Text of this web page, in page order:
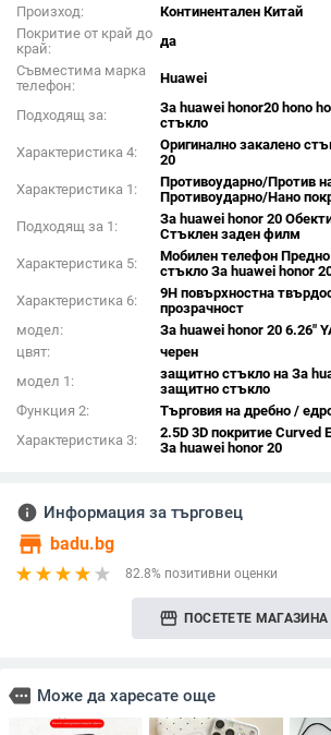
Произход:
Континентален Китай
Покритие от край до
край:
да
Съвместима марка
телефон:
Huawei
Подходящ за:
За huawei honor20 hono
стъкло
Характеристика 4:
Оригинално закалено
20
Характеристика 1:
Противоударно/Против
Противоударно/Нано
Подходящ за 1:
За huawei honor 20
Стъклен заден филм
Характеристика 5:
Мобилен телефон
стъкло За huawei honor
Характеристика 6:
9H повърхностна
прозрачност
модел:
За huawei honor 20 6.26"
цвят:
черен
модел 1:
защитно стъкло на За
защитно стъкло
Функция 2:
Търговия на дребно /
Характеристика 3:
2.5D 3D покритие Curved
За huawei honor 20
info Информация за търговец
store badu.bg
82.8% позитивни оценки
storefront ПОСЕТЕТЕ МАГАЗИНА
more Може да харесате още